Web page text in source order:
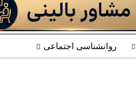
روانشناسی اجتماعی